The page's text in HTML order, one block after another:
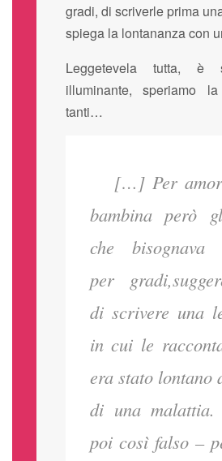
gradi, di scriverle prima
spiega la lontananza con
Leggetevela tutta, è
illuminante, speriamo
tanti…
[…] Per
bambina però
che bisognava
per
di scrivere una
in cui le
era stato lontano
di una
poi così falso –